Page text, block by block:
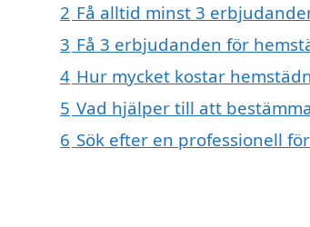
2 Få alltid minst 3
3 Få 3 erbjudanden för
4 Hur mycket kostar
5 Vad hjälper till att
6 Sök efter en professionell